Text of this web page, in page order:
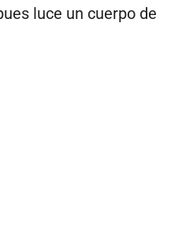
luce un cuerpo de